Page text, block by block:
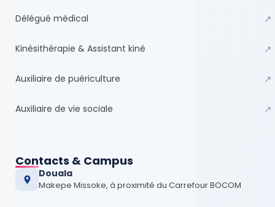
Délégué médical ↗
Kinésithérapie & Assistant kiné ↗
Auxiliaire de puériculture ↗
Auxiliaire de vie sociale ↗
Contacts & Campus
Douala
Makepe Missoke, à proximité du Carrefour BOCOM